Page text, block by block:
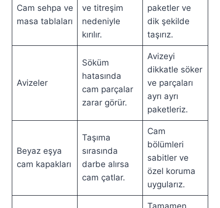
Cam sehpa ve
masa tablaları
ve titreşim
nedeniyle
kırılır.
paketler ve
dik şekilde
taşırız.
Avizeler
Söküm
hatasında
cam parçalar
zarar görür.
Avizeyi
dikkatle söker
ve parçaları
ayrı ayrı
paketleriz.
Beyaz eşya
cam kapakları
Taşıma
sırasında
darbe alırsa
cam çatlar.
Cam
bölümleri
sabitler ve
özel koruma
uygularız.
Tamamen